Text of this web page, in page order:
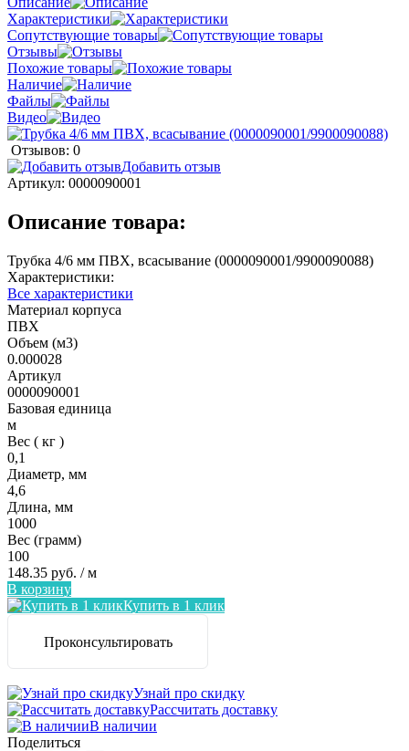
Характеристики
Сопутствующие товары
Отзывы
Похожие товары
Наличие
Файлы
Видео
Отзывов: 0
Добавить отзыв
Артикул: 0000090001
Описание товара:
Трубка 4/6 мм ПВХ, всасывание (0000090001/9900090088)
Характеристики:
Все характеристики
Материал корпуса
ПВХ
Объем (м3)
0.000028
Артикул
0000090001
Базовая единица
м
Вес ( кг )
0,1
Диаметр, мм
4,6
Длина, мм
1000
Вес (грамм)
100
148.35 руб. / м
В корзину
Купить в 1 клик
Проконсультировать
Узнай про скидку
Рассчитать доставку
В наличии
Поделиться